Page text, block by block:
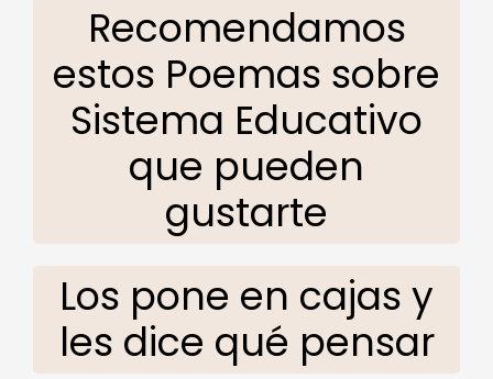
Recomendamos
estos Poemas sobre
Sistema Educativo
que pueden
gustarte
Los pone en cajas y
les dice qué pensar